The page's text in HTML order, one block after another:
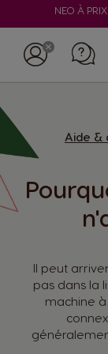
NEO À
Aide &
Il peut
pas dans la
machine